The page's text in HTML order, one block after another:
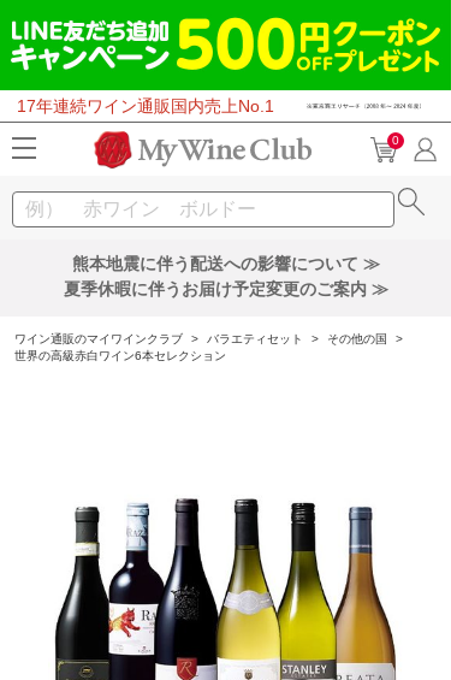
17年連続ワイン通販国内売上No.1
0
熊本地震に伴う配送への影響について ≫
夏季休暇に伴うお届け予定変更のご案内 ≫
ワイン通販のマイワインクラブ > バラエティセット > その他の国
>
世界の高級赤白ワイン6本セレクション